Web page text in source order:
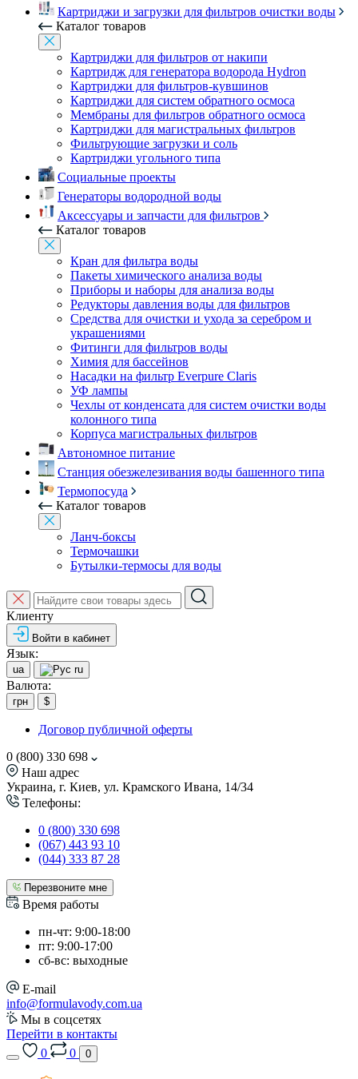
Картриджи и загрузки для фильтров очистки воды
Каталог товаров
Картриджи для фильтров от накипи
Картридж для генератора водорода Hydron
Картриджи для фильтров-кувшинов
Картриджи для систем обратного осмоса
Мембраны для фильтров обратного осмоса
Картриджи для магистральных фильтров
Фильтрующие загрузки и соль
Картриджи угольного типа
Социальные проекты
Генераторы водородной воды
Аксессуары и запчасти для фильтров
Каталог товаров
Кран для фильтра воды
Пакеты химического анализа воды
Приборы и наборы для анализа воды
Редукторы давления воды для фильтров
Средства для очистки и ухода за серебром и
украшениями
Фитинги для фильтров воды
Химия для бассейнов
Насадки на фильтр Everpure Claris
УФ лампы
Чехлы от конденсата для систем очистки воды
колонного типа
Корпуса магистральных фильтров
Автономное питание
Станция обезжелезивания воды башенного типа
Термопосуда
Каталог товаров
Ланч-боксы
Термочашки
Бутылки-термосы для воды
Клиенту
Войти в кабинет
Язык:
ua ru
Валюта:
грн $
Договор публичной оферты
0 (800) 330 698
Наш адрес
Украина, г. Киев, ул. Крамского Ивана, 14/34
Телефоны:
0 (800) 330 698
(067) 443 93 10
(044) 333 87 28
Перезвоните мне
Время работы
пн-чт: 9:00-18:00
пт: 9:00-17:00
сб-вс: выходные
E-mail
info@formulavody.com.ua
Мы в соцсетях
Перейти в контакты
0
0 0